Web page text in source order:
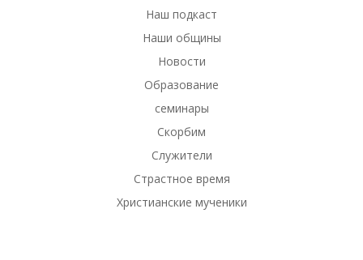
Наш подкаст
Наши общины
Новости
Образование
семинары
Скорбим
Служители
Страстное время
Христианские мученики